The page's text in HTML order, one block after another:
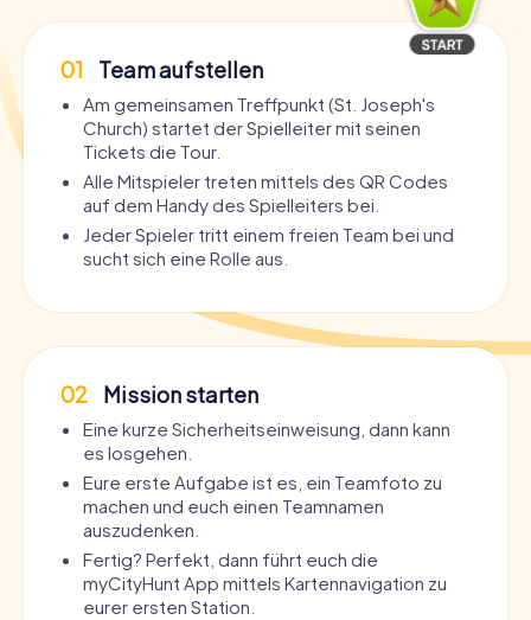
01 Team aufstellen
Am gemeinsamen Treffpunkt (St. Joseph's
Church) startet der Spielleiter mit seinen
Tickets die Tour.
Alle Mitspieler treten mittels des QR Codes
auf dem Handy des Spielleiters bei.
Jeder Spieler tritt einem freien Team bei und
sucht sich eine Rolle aus.
02 Mission starten
Eine kurze Sicherheitseinweisung, dann kann
es losgehen.
Eure erste Aufgabe ist es, ein Teamfoto zu
machen und euch einen Teamnamen
auszudenken.
Fertig? Perfekt, dann führt euch die
myCityHunt App mittels Kartennavigation zu
eurer ersten Station.